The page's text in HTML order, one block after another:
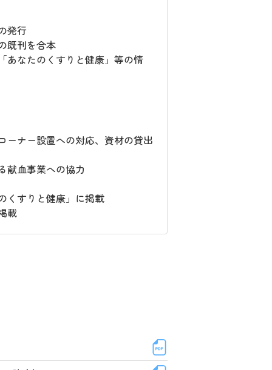
発行
既刊を合本
あなたのくすりと健康」等の情
ーナー設置への対応、資材の貸出
献血事業への協力
くすりと健康」に掲載
載